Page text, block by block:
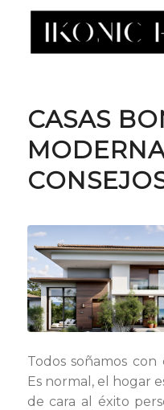
CASAS
Todos soñamos con
Es normal, el hogar
de cara al éxito